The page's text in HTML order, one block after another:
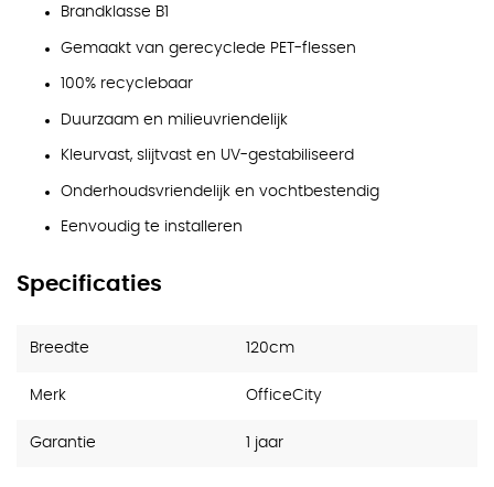
Brandklasse B1
Gemaakt van gerecyclede PET-flessen
100% recyclebaar
Duurzaam en milieuvriendelijk
Kleurvast, slijtvast en UV-gestabiliseerd
Onderhoudsvriendelijk en vochtbestendig
Eenvoudig te installeren
Specificaties
Breedte 120cm
Merk OfficeCity
Garantie 1 jaar